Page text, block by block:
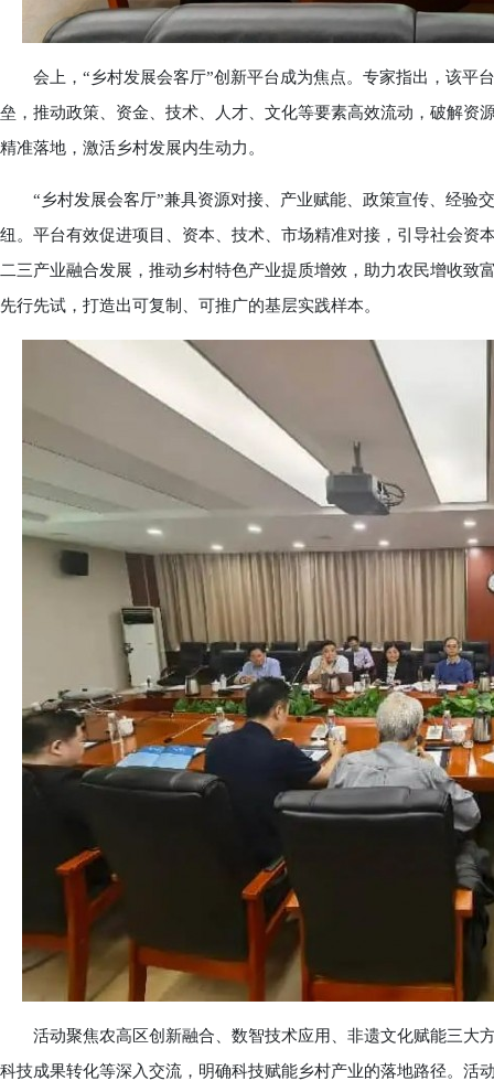
会上，“乡村发展会客厅”创新平台成为焦点。专家指出，该平
垒，推动政策、资金、技术、人才、文化等要素高效流动，破解资
精准落地，激活乡村发展内生动力。
“乡村发展会客厅”兼具资源对接、产业赋能、政策宣传、经验
纽。平台有效促进项目、资本、技术、市场精准对接，引导社会资
二三产业融合发展，推动乡村特色产业提质增效，助力农民增收
先行先试，打造出可复制、可推广的基层实践样本。
活动聚焦农高区创新融合、数智技术应用、非遗文化赋能三大
科技成果转化等深入交流，明确科技赋能乡村产业的落地路径。活